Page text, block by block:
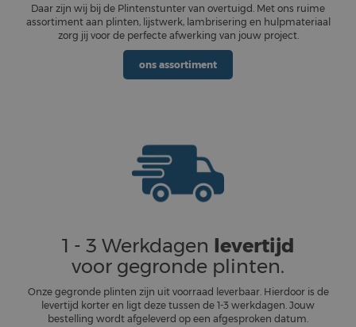
Daar zijn wij bij de Plintenstunter van overtuigd. Met ons ruime
assortiment aan plinten, lijstwerk, lambrisering en hulpmateriaal
zorg jij voor de perfecte afwerking van jouw project.
ons assortiment
1 - 3 Werkdagen levertijd
voor gegronde plinten.
Onze gegronde plinten zijn uit voorraad leverbaar. Hierdoor is de
levertijd korter en ligt deze tussen de 1-3 werkdagen. Jouw
bestelling wordt afgeleverd op een afgesproken datum.